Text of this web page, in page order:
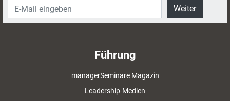
Weiter
Führung
managerSeminare Magazin
Leadership-Medien